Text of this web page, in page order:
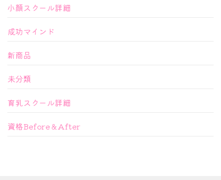
小顔スクール詳細
成功マインド
新商品
未分類
育乳スクール詳細
資格Before＆After